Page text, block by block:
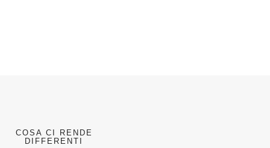
COSA CI RENDE
DIFFERENTI